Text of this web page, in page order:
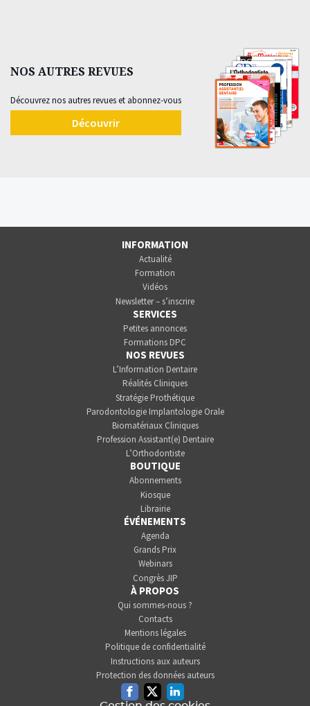
NOS AUTRES REVUES
Découvrez nos autres revues et abonnez-vous
Découvrir
INFORMATION
Actualité
Formation
Vidéos
Newsletter – s’inscrire
SERVICES
Petites annonces
Formations DPC
NOS REVUES
L’Information Dentaire
Réalités Cliniques
Stratégie Prothétique
Parodontologie Implantologie Orale
Biomatériaux Cliniques
Profession Assistant(e) Dentaire
L’Orthodontiste
BOUTIQUE
Abonnements
Kiosque
Librairie
ÉVÉNEMENTS
Agenda
Grands Prix
Webinars
Congrès JIP
À PROPOS
Qui sommes-nous ?
Contacts
Mentions légales
Politique de confidentialité
Instructions aux auteurs
Protection des données auteurs
FacebookTwitterLinkedin